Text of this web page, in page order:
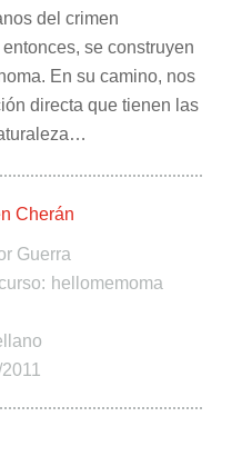
del crimen
se construyen
En su camino, nos
directa que tienen las
Cherán
Guerra
hellomemoma